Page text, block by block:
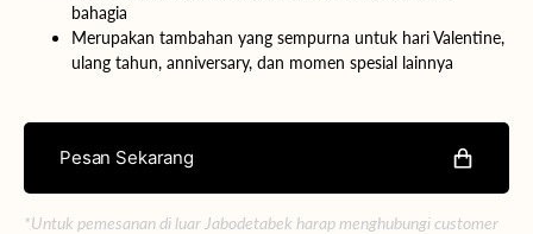
bahagia
Merupakan tambahan yang sempurna untuk hari Valentine,
ulang tahun, anniversary, dan momen spesial lainnya
Pesan Sekarang
*Untuk pemesanan di luar Jabodetabek harap menghubungi customer